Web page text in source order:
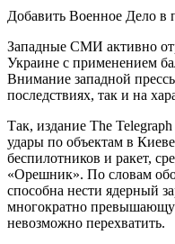
Добавить Военное Дело в
Западные СМИ активно
Украине с применением
Внимание западной
последствиях, так и на
Так, издание The
удары по объектам в
беспилотников и ракет,
«Орешник». По словам
способна нести ядерный
многократно
невозможно перехватить.